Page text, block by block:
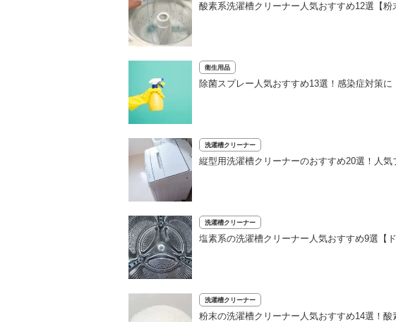
酸素系洗濯槽クリーナー人気おすすめ12選【
衛生用品
除菌スプレー人気おすすめ13選！感染症対策に
洗濯槽クリーナー
縦型用洗濯槽クリーナーのおすすめ20選！人
洗濯槽クリーナー
塩素系の洗濯槽クリーナー人気おすすめ9選【
洗濯槽クリーナー
粉末の洗濯槽クリーナー人気おすすめ14選！酸